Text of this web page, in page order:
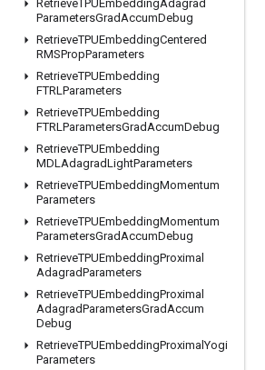
RetrieveTPUEmbeddingAdagrad
ParametersGradAccumDebug
RetrieveTPUEmbeddingCentered
RMSPropParameters
RetrieveTPUEmbedding
FTRLParameters
RetrieveTPUEmbedding
FTRLParametersGradAccumDebug
RetrieveTPUEmbedding
MDLAdagradLightParameters
RetrieveTPUEmbeddingMomentum
Parameters
RetrieveTPUEmbeddingMomentum
ParametersGradAccumDebug
RetrieveTPUEmbeddingProximal
AdagradParameters
RetrieveTPUEmbeddingProximal
AdagradParametersGradAccum
Debug
RetrieveTPUEmbeddingProximalYogi
Parameters